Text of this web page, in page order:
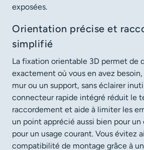
exposées.
Orientation précise et
simplifié
La fixation orientable 3D permet de
exactement où vous en avez
mur ou un support, sans éclairer
connecteur rapide intégré réduit le
raccordement et aide à limiter les
un point apprécié aussi bien pour
pour un usage courant. Vous évitez
compatibilité de montage grâce à